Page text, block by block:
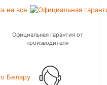
Официальная гарантия от
производителя